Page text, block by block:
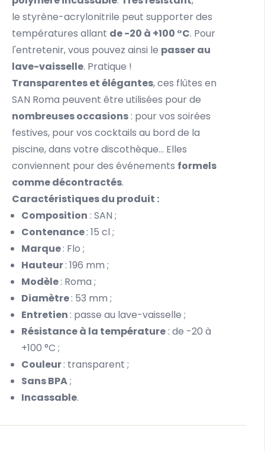
le styrène-acrylonitrile peut supporter des
températures allant de -20 à +100 °C. Pour
l'entretenir, vous pouvez ainsi le passer au
lave-vaisselle. Pratique !
Transparentes et élégantes, ces flûtes en
SAN Roma peuvent être utilisées pour de
nombreuses occasions: pour vos soirées
festives, pour vos cocktails au bord de la
piscine, dans votre discothèque... Elles
conviennent pour des événements formels
comme décontractés.
Caractéristiques du produit :
Composition : SAN ;
Contenance: 15 cl ;
Marque: Flo ;
Hauteur: 196 mm ;
Modèle: Roma ;
Diamètre: 53 mm ;
Entretien: passe au lave-vaisselle ;
Résistance à la température: de -20 à
+100 °C ;
Couleur: transparent ;
Sans BPA;
Incassable.